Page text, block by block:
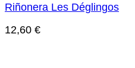
Riñonera Les Déglingos
12,60 €